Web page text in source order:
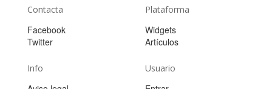
Contacta
Facebook
Twitter
Plataforma
Widgets
Artículos
Info Usuario